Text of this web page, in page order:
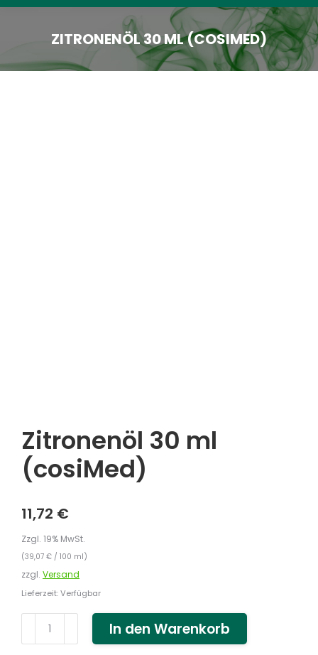
ZITRONENÖL 30 ML (COSIMED)
Sie sind hier:
Zitronenöl 30 ml
(cosiMed)
11,72 €
Zzgl. 19% MwSt.
(39,07 € / 100 ml)
zzgl. Versand
Lieferzeit: Verfügbar
Zitronenöl
In den Warenkorb